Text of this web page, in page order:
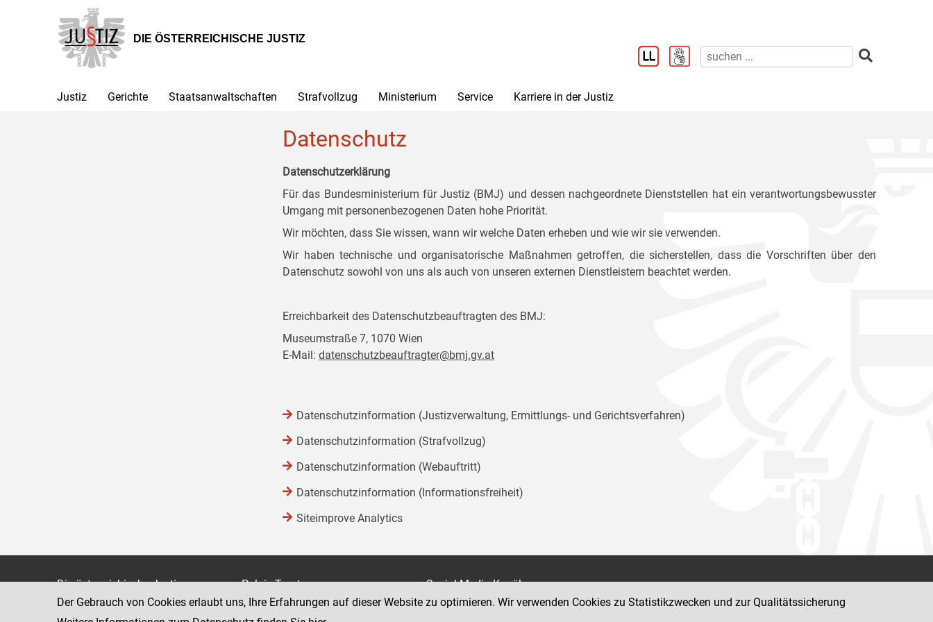
Hauptnavigation
[1]
Inhalt
[2]
Untermenü
[3]
DIE ÖSTERREICHISCHE JUSTIZ
Justiz Gerichte Staatsanwaltschaften Strafvollzug Ministerium Service Karriere in der Justiz
Datenschutz
Datenschutzerklärung
Für das Bundesministerium für Justiz (BMJ) und dessen nachgeordnete Dienststellen hat ein verantwortungsbewusster
Umgang mit personenbezogenen Daten hohe Priorität.
Wir möchten, dass Sie wissen, wann wir welche Daten erheben und wie wir sie verwenden.
Wir haben technische und organisatorische Maßnahmen getroffen, die sicherstellen, dass die Vorschriften über den
Datenschutz sowohl von uns als auch von unseren externen Dienstleistern beachtet werden.
Erreichbarkeit des Datenschutzbeauftragten des BMJ:
Museumstraße 7, 1070 Wien
E-Mail: datenschutzbeauftragter@bmj.gv.at
Datenschutzinformation (Justizverwaltung, Ermittlungs- und Gerichtsverfahren)
Datenschutzinformation (Strafvollzug)
Datenschutzinformation (Webauftritt)
Datenschutzinformation (Informationsfreiheit)
Siteimprove Analytics
Die österreichische Justiz
Bundesministerium für Justiz
Palais Trautson
Museumstraße 7
1070 Wien
Social Media Kanäle
der Justiz und des BMJ
Der Gebrauch von Cookies erlaubt uns, Ihre Erfahrungen auf dieser Website zu optimieren. Wir verwenden Cookies zu Statistikzwecken und zur Qualitätssicherung